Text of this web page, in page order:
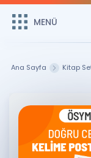
MENÜ
Remzi Hoca ile
MENÜ
Çalışma
Kitaplar ve
Ana Sayfa Kitap